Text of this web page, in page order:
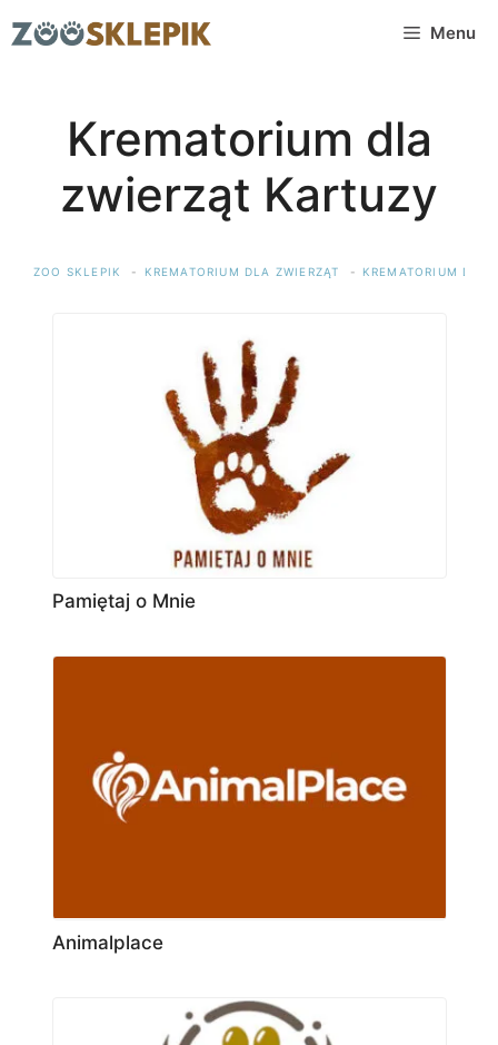
do
Menu
Krematorium dla
zwierząt Kartuzy
ZOO SKLEPIK KREMATORIUM DLA ZWIERZĄT KREMATORIUM DLA
Pamiętaj o Mnie
Animalplace